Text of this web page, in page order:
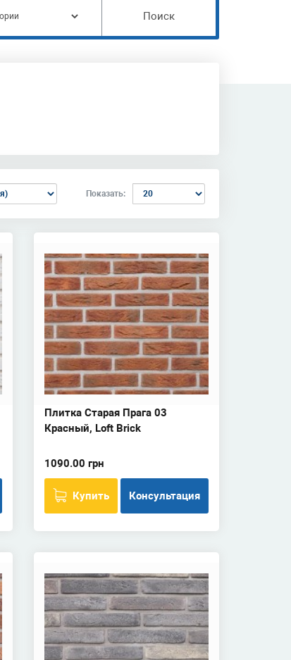
Поиск
Показать:
Плитка Старая Прага 03
Красный, Loft Brick
1090.00 грн
Купить Консультация